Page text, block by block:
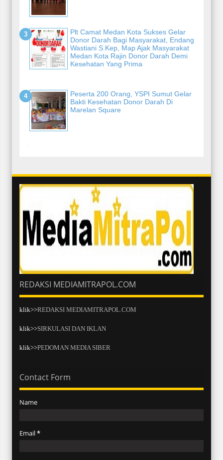
Plt Camat Medan Kota Sukses Gelar
Donor Darah Bagi Masyarakat, Endang
Wastiani S.Kep, Map Ajak Masyarakat
Medan Kota Rajin Donor Darah Demi
Kesehatan Yang Prima
Peserta 200 Orang, YSPI Sumut Gelar
Bakti Kesehatan Donor Darah Di
Marelan Square
-
REDAKSI MEDIAMITRAPOL.COM
klik>>REDAKSI MEDIAMITRAPOL.COM
klik>>SIRKULASI DAN IKLAN
klik>>PEDOMAN MEDIA SIBER
Contact Form
Name
Email*